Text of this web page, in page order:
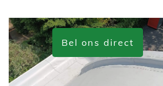
Bel ons direct